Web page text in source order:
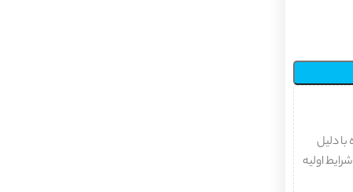
دلیل
اولیه